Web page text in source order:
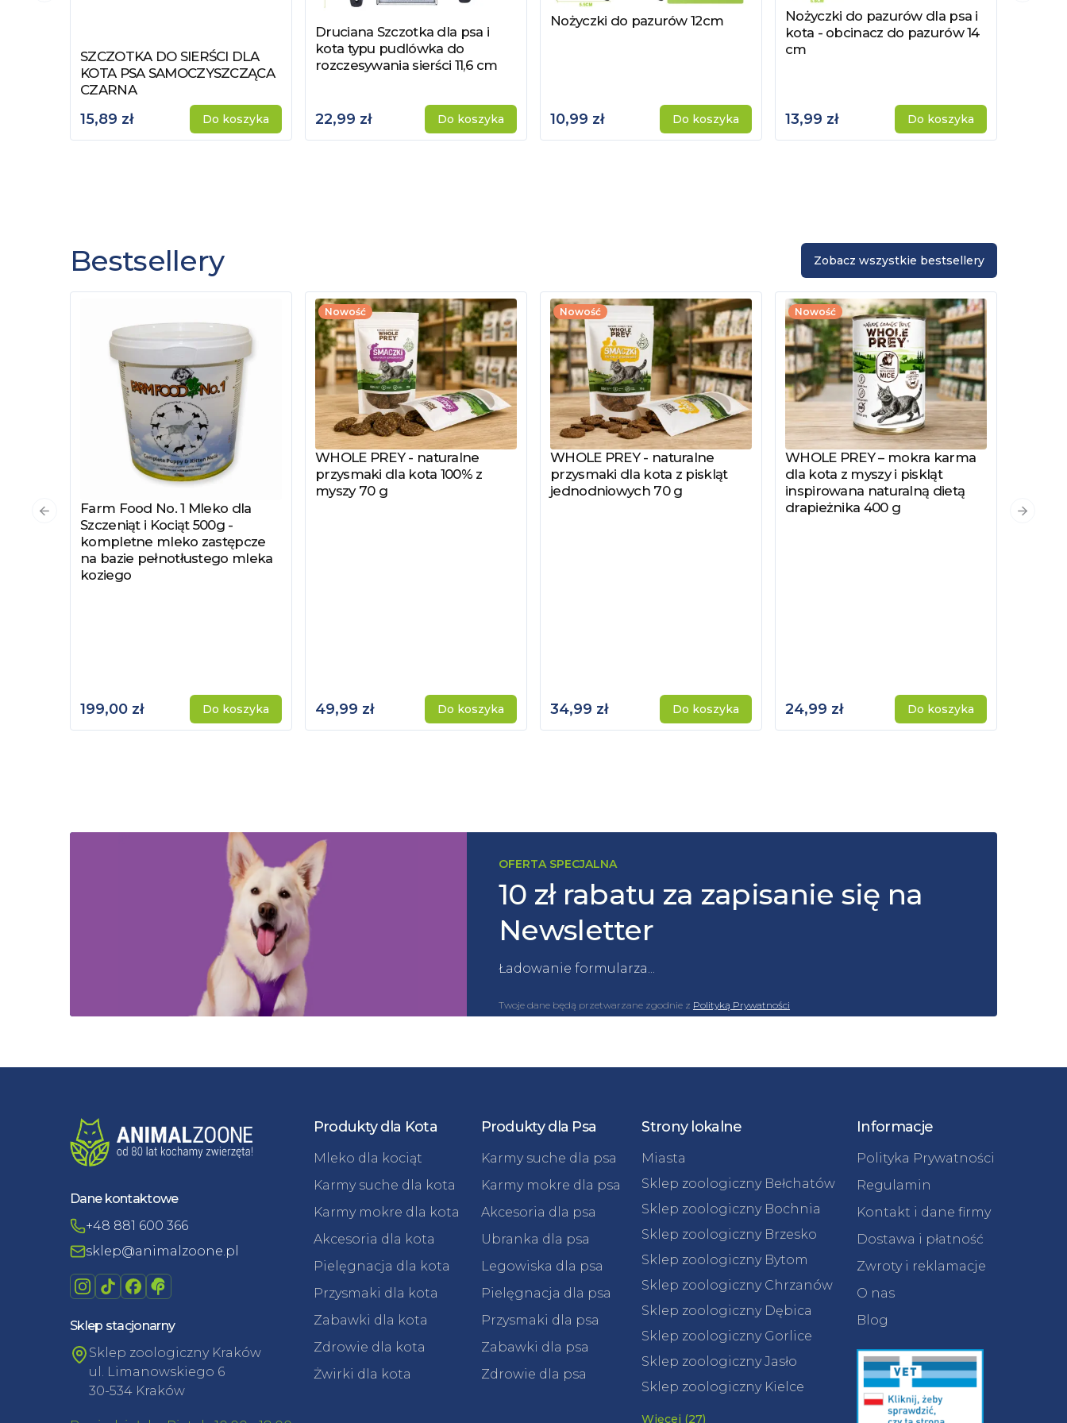
Zobacz produkt
SZCZOTKA DO SIERŚCI DLA
KOTA PSA SAMOCZYSZCZĄCA
CZARNA
15,89 zł Do koszyka
Zobacz produkt
Druciana Szczotka dla psa i
kota typu pudlówka do
rozczesywania sierści 11,6 cm
22,99 zł Do koszyka
Zobacz produkt
Nożyczki do pazurów 12cm
10,99 zł Do koszyka
Zobacz produkt
Nożyczki do pazurów dla psa i
kota - obcinacz do pazurów 14
cm
13,99 zł Do koszyka
Bestsellery Zobacz wszystkie bestsellery
Zobacz produkt
Farm Food No. 1 Mleko dla
Szczeniąt i Kociąt 500g -
kompletne mleko zastępcze
na bazie pełnotłustego mleka
koziego
199,00 zł Do koszyka
Nowość
Zobacz produkt
WHOLE PREY - naturalne
przysmaki dla kota 100% z
myszy 70 g
49,99 zł Do koszyka
Nowość
Zobacz produkt
WHOLE PREY - naturalne
przysmaki dla kota z piskląt
jednodniowych 70 g
34,99 zł Do koszyka
Nowość
Zobacz produkt
WHOLE PREY – mokra karma
dla kota z myszy i piskląt
inspirowana naturalną dietą
drapieżnika 400 g
24,99 zł Do koszyka
Poprzedni slajd
OFERTA SPECJALNA
10 zł rabatu za zapisanie się na
Newsletter
Ładowanie formularza...
Twoje dane będą przetwarzane zgodnie z Polityką Prywatności
Dane kontaktowe
+48 881 600 366
sklep@animalzoone.pl
Sklep stacjonarny
Sklep zoologiczny Kraków
ul. Limanowskiego 6
30-534 Kraków
Produkty dla Kota
Mleko dla kociąt
Karmy suche dla kota
Karmy mokre dla kota
Akcesoria dla kota
Pielęgnacja dla kota
Przysmaki dla kota
Zabawki dla kota
Zdrowie dla kota
Żwirki dla kota
Produkty dla Psa
Karmy suche dla psa
Karmy mokre dla psa
Akcesoria dla psa
Ubranka dla psa
Legowiska dla psa
Pielęgnacja dla psa
Przysmaki dla psa
Zabawki dla psa
Zdrowie dla psa
Strony lokalne
Miasta
Sklep zoologiczny Bełchatów
Sklep zoologiczny Bochnia
Sklep zoologiczny Brzesko
Sklep zoologiczny Bytom
Sklep zoologiczny Chrzanów
Sklep zoologiczny Dębica
Sklep zoologiczny Gorlice
Sklep zoologiczny Jasło
Sklep zoologiczny Kielce
Więcej (27)
Informacje
Polityka Prywatności
Regulamin
Kontakt i dane firmy
Dostawa i płatność
Zwroty i reklamacje
O nas
Blog